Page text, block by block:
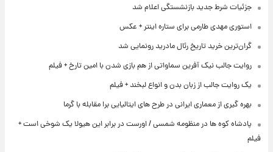
جزئیات شرط جدید بازنشستگی اعلام شد
استوری مهدی طارمی برای ستاره اینتر + عکس
گران‌ترین خرید تاریخ رئال مادرید رونمایی شد
روایت جالب نیک آفرین سماواتی از هم بازی شدن با امین تارخ + فیلم
یک روایت جالب از زبان بدن و انواع لبخند + فیلم
بهره گیری از معماری ایرانی در طرح های ایتالیایی برا مقابله با گرما
پادشاه کوه ها در منظومه شمسی / اورست در برابر این هیولا یک شوخی است +
فیلم